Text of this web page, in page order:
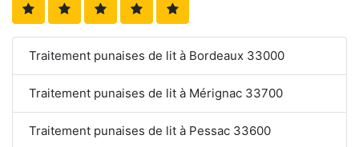
Traitement punaises de lit à Bordeaux 33000
Traitement punaises de lit à Mérignac 33700
Traitement punaises de lit à Pessac 33600